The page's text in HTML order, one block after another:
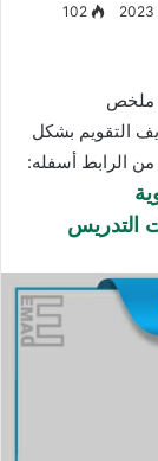
102
ملخص
التقويم بشكل
الرابط أسفله:
التدريس